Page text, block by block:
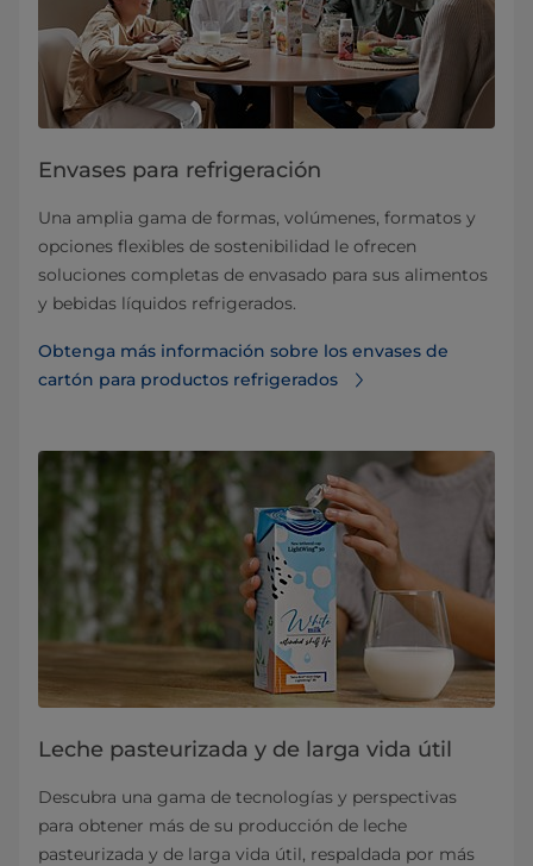
Envases para refrigeración
Una amplia gama de formas, volúmenes, formatos y
opciones flexibles de sostenibilidad le ofrecen
soluciones completas de envasado para sus alimentos
y bebidas líquidos refrigerados.
Obtenga más información sobre los envases de
cartón para productos refrigerados
Leche pasteurizada y de larga vida útil
Descubra una gama de tecnologías y perspectivas
para obtener más de su producción de leche
pasteurizada y de larga vida útil, respaldada por más